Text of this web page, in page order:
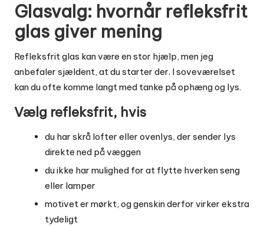
Glasvalg: hvornår refleksfrit
glas giver mening
Refleksfrit glas kan være en stor hjælp, men jeg
anbefaler sjældent, at du starter der. I soveværelset
kan du ofte komme langt med tanke på ophæng og lys.
Vælg refleksfrit, hvis
du har skrå lofter eller ovenlys, der sender lys
direkte ned på væggen
du ikke har mulighed for at flytte hverken seng
eller lamper
motivet er mørkt, og genskin derfor virker ekstra
tydeligt